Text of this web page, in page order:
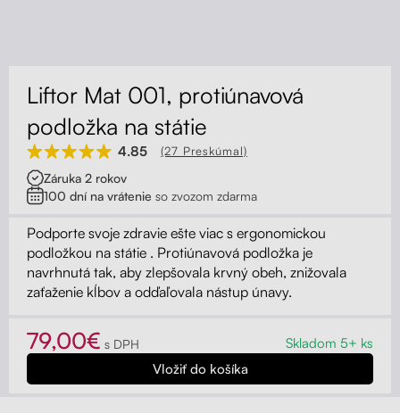
Stojany na monitor - Riser
Skrinky so zásuvkami a zásuvky
Akustické paravány
Opierky
Liftor Mat 001, protiúnavová
podložka na státie
4.85 (27 Preskúmal)
Záruka 2 rokov
100 dní na vrátenie so zvozom zdarma
Podporte svoje zdravie ešte viac s ergonomickou
podložkou na státie . Protiúnavová podložka je
navrhnutá tak, aby zlepšovala krvný obeh, znižovala
zaťaženie kĺbov a odďaľovala nástup únavy.
79,00€ s DPH Skladom 5+ ks